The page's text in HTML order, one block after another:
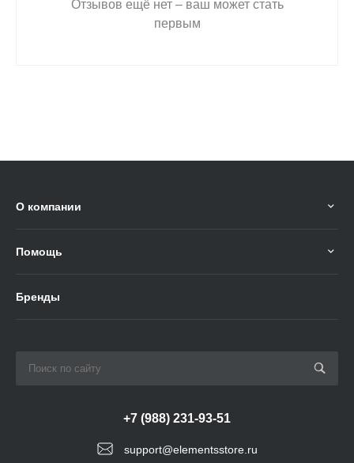
Отзывов ещё нет – ваш может стать
первым
О компании
Помощь
Бренды
support@elementsstore.ru
+7 (988) 231-93-51